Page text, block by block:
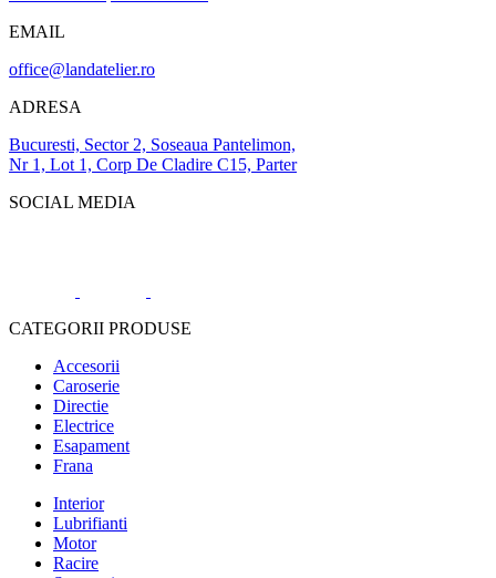
EMAIL
office@landatelier.ro
ADRESA
Bucuresti, Sector 2, Soseaua Pantelimon,
Nr 1, Lot 1, Corp De Cladire C15, Parter
SOCIAL MEDIA
CATEGORII PRODUSE
Accesorii
Caroserie
Directie
Electrice
Esapament
Frana
Interior
Lubrifianti
Motor
Racire